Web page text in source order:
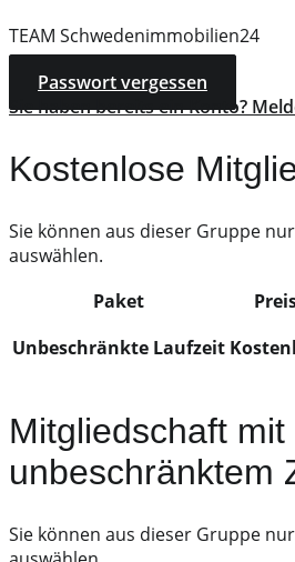
TEAM Schwedenimmobilien24
Passwort vergessen
Sie haben bereits ein Konto?
Kostenlose
Sie können aus dieser Gruppe
auswählen.
Paket
Unbeschränkte Laufzeit
Mitgliedschaft mit
unbeschränktem
Sie können aus dieser Gruppe